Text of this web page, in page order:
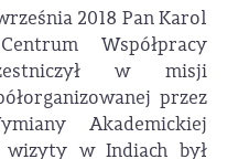
2018 Pan Karol
Współpracy
w misji
przez
Akademickiej
wizyty w Indiach był